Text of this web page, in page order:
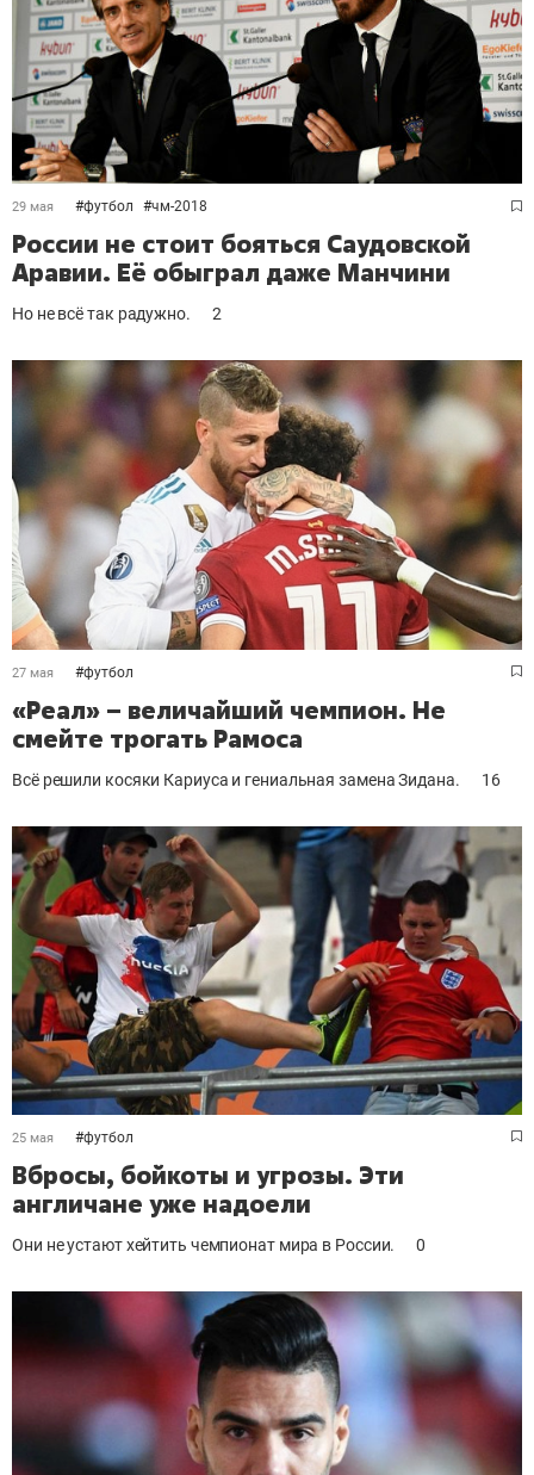
29 мая #футбол #чм-2018
России не стоит бояться Саудовской
Аравии. Её обыграл даже Манчини
Но не всё так радужно. 2
27 мая #футбол
«Реал» – величайший чемпион. Не
смейте трогать Рамоса
Всё решили косяки Кариуса и гениальная замена Зидана. 16
25 мая #футбол
Вбросы, бойкоты и угрозы. Эти
англичане уже надоели
Они не устают хейтить чемпионат мира в России. 0